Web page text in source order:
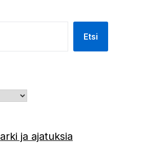
Etsi
arki ja ajatuksia